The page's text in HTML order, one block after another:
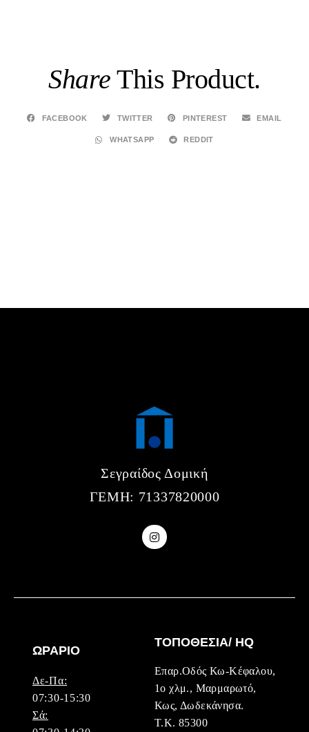
Share This Product.
FACEBOOK TWITTER PINTEREST EMAIL
WHATSAPP REDDIT
Σεγραίδος Δομική
ΓΕΜΗ: 71337820000
ΩΡΑΡΙΟ
Δε-Πα:
07:30-15:30
Σά:
ΤΟΠΟΘΕΣΙΑ/ HQ
Επαρ.Οδός Κω-Κέφαλου,
1ο χλμ., Μαρμαρωτό,
Κως, Δωδεκάνησα.
Τ.Κ. 85300